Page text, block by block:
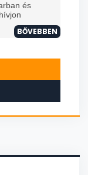
és
BŐVEBBEN